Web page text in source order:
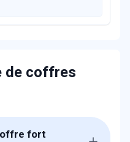
de coffres
fort